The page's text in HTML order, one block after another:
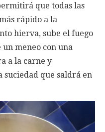
que todas las
rápido a la
hierva, sube el fuego
meneo con una
a la carne y
suciedad que saldrá en